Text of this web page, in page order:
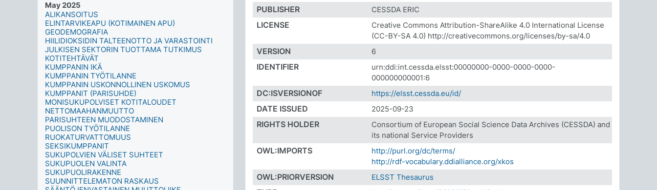
May 2025
ALIKANSOITUS
ELINTARVIKEAPU (KOTIMAINEN APU)
GEODEMOGRAFIA
HIILIDIOKSIDIN TALTEENOTTO JA VARASTOINTI
JULKISEN SEKTORIN TUOTTAMA TUTKIMUS
KOTITEHTÄVÄT
KUMPPANIN IKÄ
KUMPPANIN TYÖTILANNE
KUMPPANIN USKONNOLLINEN USKOMUS
KUMPPANIT (PARISUHDE)
MONISUKUPOLVISET KOTITALOUDET
NETTOMAAHANMUUTTO
PARISUHTEEN MUODOSTAMINEN
PUOLISON TYÖTILANNE
RUOKATURVATTOMUUS
SEKSIKUMPPANIT
SUKUPOLVIEN VÄLISET SUHTEET
SUKUPUOLEN VALINTA
SUKUPUOLIRAKENNE
SUUNNITTELEMATON RASKAUS
PUBLISHER CESSDA ERIC
LICENSE
Creative Commons Attribution-ShareAlike 4.0 International License
(CC-BY-SA 4.0) http://creativecommons.org/licenses/by-sa/4.0
VERSION 6
IDENTIFIER
urn:ddi:int.cessda.elsst:00000000-0000-0000-0000-
000000000001:6
DC:ISVERSIONOF https://elsst.cessda.eu/id/
DATE ISSUED 2025-09-23
RIGHTS HOLDER
Consortium of European Social Science Data Archives (CESSDA) and
its national Service Providers
OWL:IMPORTS
http://purl.org/dc/terms/
http://rdf-vocabulary.ddialliance.org/xkos
OWL:PRIORVERSION ELSST Thesaurus